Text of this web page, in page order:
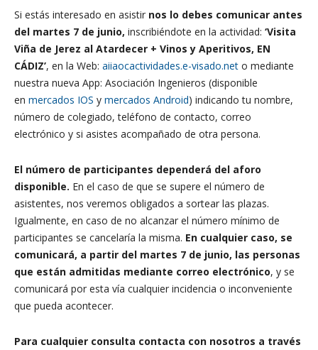
Si estás interesado en asistir nos lo debes comunicar antes
del martes 7 de junio, inscribiéndote en la actividad: ‘Visita
Viña de Jerez al Atardecer + Vinos y Aperitivos, EN
CÁDIZ’, en la Web: aiiaocactividades.e-visado.net o mediante
nuestra nueva App: Asociación Ingenieros (disponible
en mercados IOS y mercados Android) indicando tu nombre,
número de colegiado, teléfono de contacto, correo
electrónico y si asistes acompañado de otra persona.
El número de participantes dependerá del aforo
disponible. En el caso de que se supere el número de
asistentes, nos veremos obligados a sortear las plazas.
Igualmente, en caso de no alcanzar el número mínimo de
participantes se cancelaría la misma. En cualquier caso, se
comunicará, a partir del martes 7 de junio, las personas
que están admitidas mediante correo electrónico, y se
comunicará por esta vía cualquier incidencia o inconveniente
que pueda acontecer.
Para cualquier consulta contacta con nosotros a través